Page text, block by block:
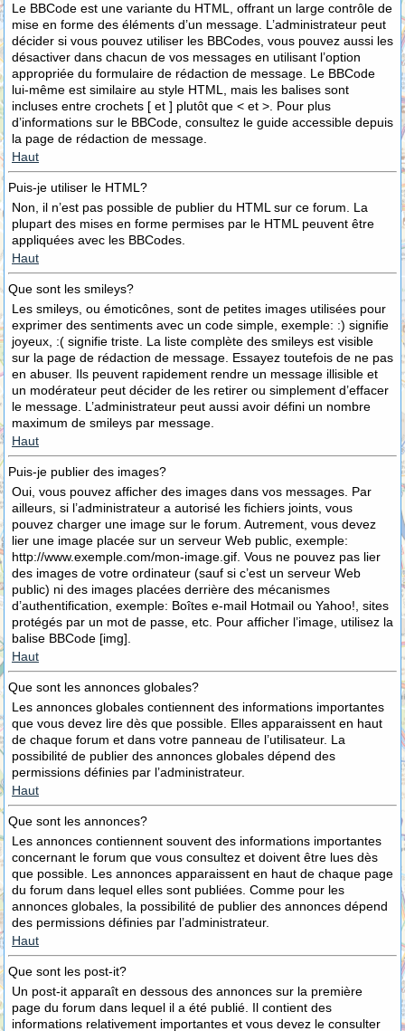
Le BBCode est une variante du HTML, offrant un large contrôle de
mise en forme des éléments d’un message. L’administrateur peut
décider si vous pouvez utiliser les BBCodes, vous pouvez aussi les
désactiver dans chacun de vos messages en utilisant l’option
appropriée du formulaire de rédaction de message. Le BBCode
lui-même est similaire au style HTML, mais les balises sont
incluses entre crochets [ et ] plutôt que < et >. Pour plus
d’informations sur le BBCode, consultez le guide accessible depuis
la page de rédaction de message.
Haut
Puis-je utiliser le HTML?
Non, il n’est pas possible de publier du HTML sur ce forum. La
plupart des mises en forme permises par le HTML peuvent être
appliquées avec les BBCodes.
Haut
Que sont les smileys?
Les smileys, ou émoticônes, sont de petites images utilisées pour
exprimer des sentiments avec un code simple, exemple: :) signifie
joyeux, :( signifie triste. La liste complète des smileys est visible
sur la page de rédaction de message. Essayez toutefois de ne pas
en abuser. Ils peuvent rapidement rendre un message illisible et
un modérateur peut décider de les retirer ou simplement d’effacer
le message. L’administrateur peut aussi avoir défini un nombre
maximum de smileys par message.
Haut
Puis-je publier des images?
Oui, vous pouvez afficher des images dans vos messages. Par
ailleurs, si l’administrateur a autorisé les fichiers joints, vous
pouvez charger une image sur le forum. Autrement, vous devez
lier une image placée sur un serveur Web public, exemple:
http://www.exemple.com/mon-image.gif. Vous ne pouvez pas lier
des images de votre ordinateur (sauf si c’est un serveur Web
public) ni des images placées derrière des mécanismes
d’authentification, exemple: Boîtes e-mail Hotmail ou Yahoo!, sites
protégés par un mot de passe, etc. Pour afficher l’image, utilisez la
balise BBCode [img].
Haut
Que sont les annonces globales?
Les annonces globales contiennent des informations importantes
que vous devez lire dès que possible. Elles apparaissent en haut
de chaque forum et dans votre panneau de l’utilisateur. La
possibilité de publier des annonces globales dépend des
permissions définies par l’administrateur.
Haut
Que sont les annonces?
Les annonces contiennent souvent des informations importantes
concernant le forum que vous consultez et doivent être lues dès
que possible. Les annonces apparaissent en haut de chaque page
du forum dans lequel elles sont publiées. Comme pour les
annonces globales, la possibilité de publier des annonces dépend
des permissions définies par l’administrateur.
Haut
Que sont les post-it?
Un post-it apparaît en dessous des annonces sur la première
page du forum dans lequel il a été publié. Il contient des
informations relativement importantes et vous devez le consulter